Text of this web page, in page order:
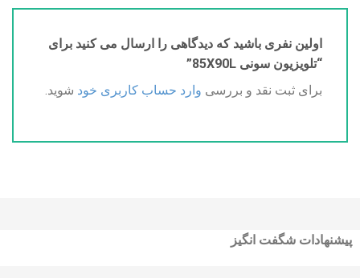
اولین نفری باشید که دیدگاهی را ارسال می کنید برای
“تلویزیون سونی 85X90L”
برای ثبت نقد و بررسی وارد حساب کاربری خود شوید.
پیشنهادات شگفت انگیز